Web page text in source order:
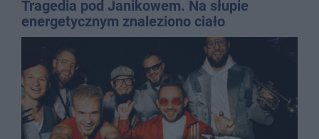
Tragedia pod Janikowem. Na słupie
energetycznym znaleziono ciało
mężczyzny